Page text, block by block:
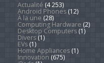
Actualité (4 253)
Android Phones(12)
À la une (28)
Computing Hardware (2)
Desktop Computers(1)
Divers(1)
EVs(1)
Home Appliances(1)
Innovation (675)